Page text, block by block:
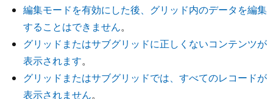
編集モードを有効にした後、グリッド内のデータを編集
することはできません。
グリッドまたはサブグリッドに正しくないコンテンツが
表示されます。
グリッドまたはサブグリッドでは、すべてのレコードが
表示されません。